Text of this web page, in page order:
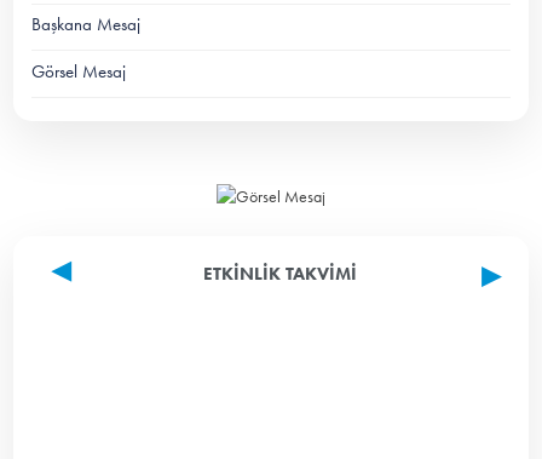
Başkana Mesaj
Görsel Mesaj
ETKINLIK TAKVIMI